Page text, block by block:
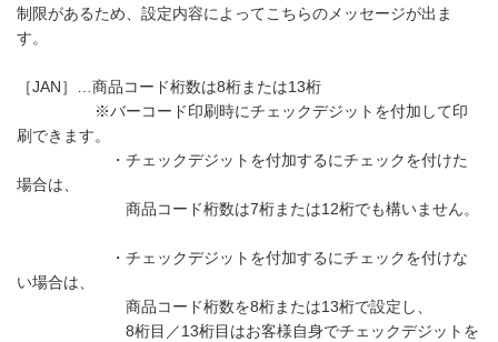
制限があるため、設定内容によってこちらのメッセージが出ま
す。
［JAN］…商品コード桁数は8桁または13桁
※バーコード印刷時にチェックデジットを付加して印
刷できます。
・チェックデジットを付加するにチェックを付けた
場合は、
商品コード桁数は7桁または12桁でも構いません。
・チェックデジットを付加するにチェックを付けな
い場合は、
商品コード桁数を8桁または13桁で設定し、
8桁目／13桁目はお客様自身でチェックデジットを